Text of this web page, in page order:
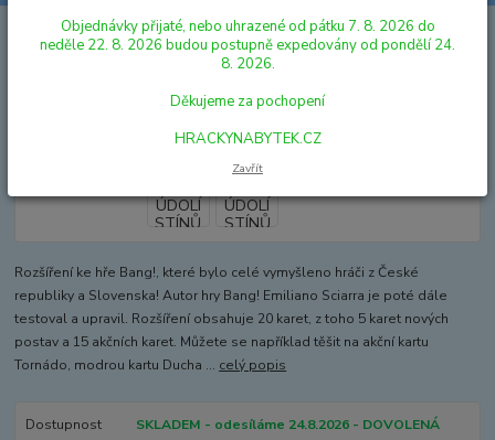
HRY A HLAVOLAMY Albi BANG! ÚDOLÍ STÍNŮ
Albi BANG! ÚDOLÍ STÍNŮ
Rozšíření ke hře Bang!, které bylo celé vymyšleno hráči z České
republiky a Slovenska! Autor hry Bang! Emiliano Sciarra je poté dále
testoval a upravil. Rozšíření obsahuje 20 karet, z toho 5 karet nových
postav a 15 akčních karet. Můžete se například těšit na akční kartu
Tornádo, modrou kartu Ducha ... celý popis
Dostupnost SKLADEM - odesíláme 24.8.2026 - DOVOLENÁ
Objednávky přijaté, nebo uhrazené od pátku 7. 8. 2026 do
neděle 22. 8. 2026 budou postupně expedovány od pondělí 24.
8. 2026.
Děkujeme za pochopení
HRACKYNABYTEK.CZ
Zavřít